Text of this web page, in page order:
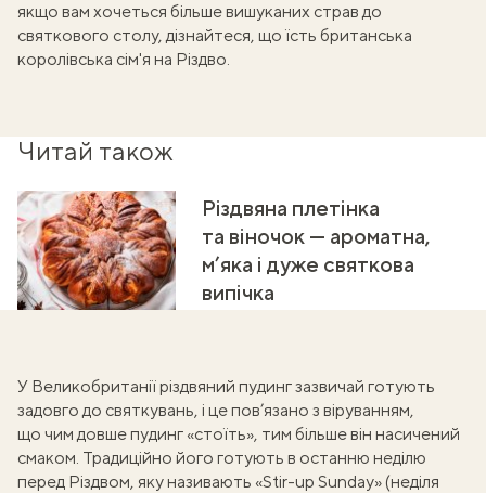
якщо вам хочеться більше вишуканих страв до
святкового столу, дізнайтеся, що їсть британська
королівська сім'я на Різдво.
Читай також
Різдвяна плетінка
та віночок — ароматна,
м’яка і дуже святкова
випічка
У Великобританії різдвяний пудинг зазвичай готують
задовго до святкувань, і це пов’язано з віруванням,
що чим довше пудинг «стоїть», тим більше він насичений
смаком. Традиційно його готують в останню неділю
перед Різдвом, яку називають «Stir-up Sunday» (неділя